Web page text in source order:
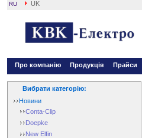
RU UK
Про компанію Продукція Прайси
Вибрати категорію:
Новини
Conta-Clip
Doepke
New Elfin